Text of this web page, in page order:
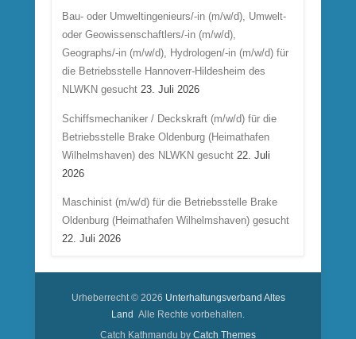
Bau- oder Umweltingenieurs/-in (m/w/d), Umwelt-
oder Geowissenschaftlers/-in (m/w/d),
Geographs/-in (m/w/d), Hydrologen/-in (m/w/d) für
die Betriebsstelle Hannoverr-Hildesheim des
NLWKN gesucht 23. Juli 2026
Schiffsmechaniker / Deckskraft (m/w/d) für die
Betriebsstelle Brake Oldenburg (Heimathafen
Wilhelmshaven) des NLWKN gesucht 22. Juli
2026
Maschinist (m/w/d) für die Betriebsstelle Brake
Oldenburg (Heimathafen Wilhelmshaven) gesucht
22. Juli 2026
Urheberrecht © 2026 Unterhaltungsverband Altes
Land Alle Rechte vorbehalten.
Catch Kathmandu by Catch Themes